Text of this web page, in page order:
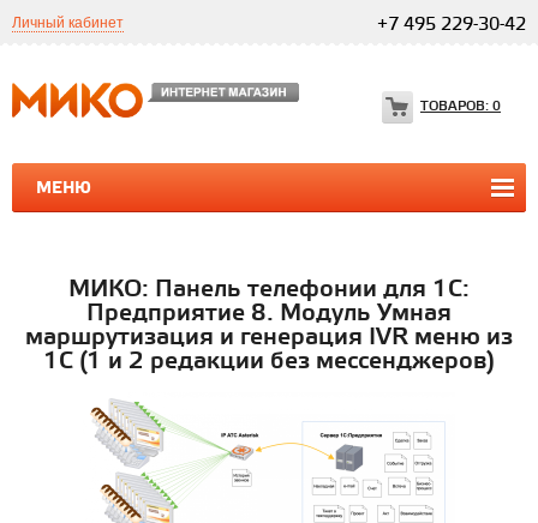
Личный кабинет +7 495 229-30-42
МЕНЮ
ТОВАРОВ: 0
ПРОГРАММЫ 1С 1С
МИКО: Панель телефонии для 1С:
Предприятие 8. Модуль Умная
маршрутизация и генерация IVR меню из
1С (1 и 2 редакции без мессенджеров)